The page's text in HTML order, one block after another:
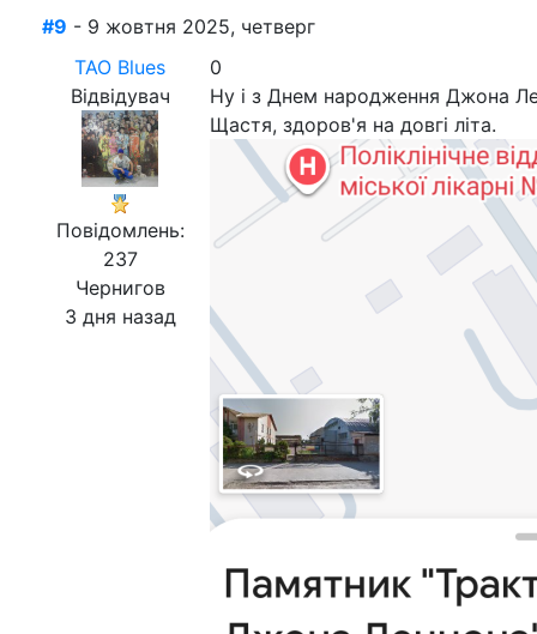
#9 - 9 жовтня 2025, четверг
ТАО Blues
Відвідувач
Повідомлень:
237
Чернигов
3 дня назад
0
Ну і з Днем народження Джона
Щастя, здоров'я на довгі літа.